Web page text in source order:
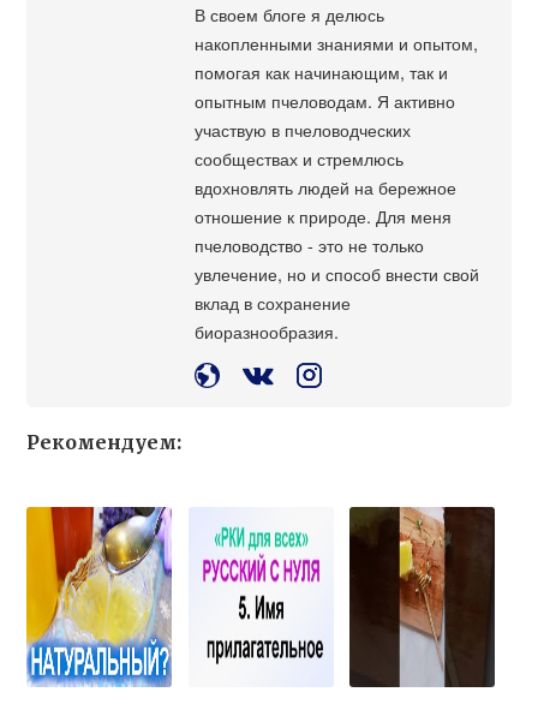
В своем блоге я делюсь
накопленными знаниями и опытом,
помогая как начинающим, так и
опытным пчеловодам. Я активно
участвую в пчеловодческих
сообществах и стремлюсь
вдохновлять людей на бережное
отношение к природе. Для меня
пчеловодство - это не только
увлечение, но и способ внести свой
вклад в сохранение
биоразнообразия.
Рекомендуем: